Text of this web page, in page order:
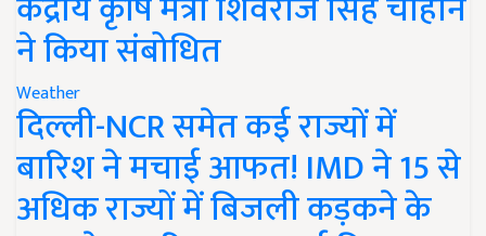
ने किया संबोधित
Weather
दिल्ली-NCR समेत कई राज्यों में
बारिश ने मचाई आफत! IMD ने 15 से
अधिक राज्यों में बिजली कड़कने के